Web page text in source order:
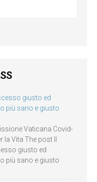
giusto ed
più sano e giusto
Vaticana Covid-
Vita The post Il
giusto ed
più sano e giusto